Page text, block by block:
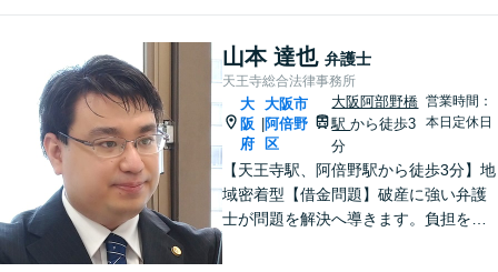
ご提案します
山本 達也 弁護士
天王寺総合法律事務所
大
阪
府
大阪市
阿倍野
区
大阪阿部野橋
駅から徒歩3
分
営業時間：
本日定休日
【天王寺駅、阿倍野駅から徒歩3分】地
域密着型【借金問題】破産に強い弁護
士が問題を解決へ導きます。負担を減